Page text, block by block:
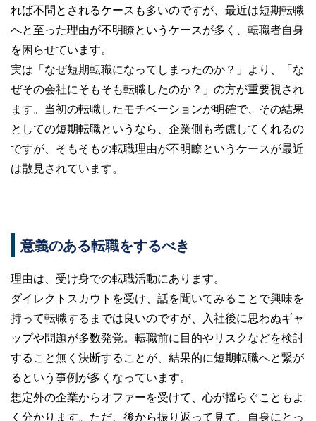
れば不問とされるケースも多いのですが、最近は短期転職
へと至った理由が不明瞭というケースが多く、転職者自身
を困らせています。
実は「なぜ短期転職になってしまったのか？」より、「な
ぜその会社にそもそも転職したのか？」の方が重要視され
ます。当初の転職したモチベーションが明確で、その結果
としての短期転職というなら、企業側も考慮してくれるの
ですが、そもそもの転職理由が不明瞭というケースが最近
は散見されています。
意義のある転職をするべき
理由は、受け身での転職活動にあります。
ダイレクトスカウトを受け、話を聞いてみることで興味を
持って転職するまでは良いのですが、入社後に思わぬギャ
ップや問題が多数発覚。転職前に目的やリスクなどを検討
すること無く決断することが、結果的に短期転職へと繋が
るという事例が多くなっています。
想定外の企業からオファーを受けて、心が揺らぐこともよ
く分かります。ただ、後から振り返って見て、自身にとっ